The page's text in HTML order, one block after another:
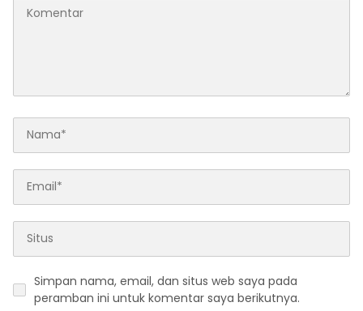
Simpan nama, email, dan situs web saya pada
peramban ini untuk komentar saya berikutnya.